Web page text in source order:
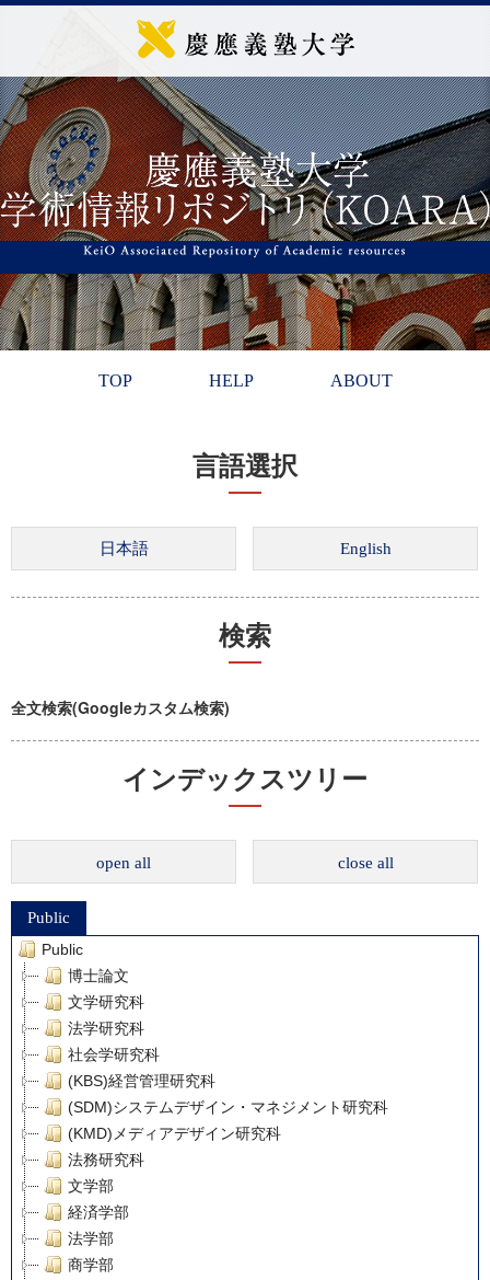
TOP HELP ABOUT
言語選択
検索
全文検索(Googleカスタム検索)
インデックスツリー
open all close all
Public
Public
博士論文
文学研究科
法学研究科
社会学研究科
(KBS)経営管理研究科
(SDM)システムデザイン・マネジメント研究科
(KMD)メディアデザイン研究科
法務研究科
文学部
経済学部
法学部
商学部